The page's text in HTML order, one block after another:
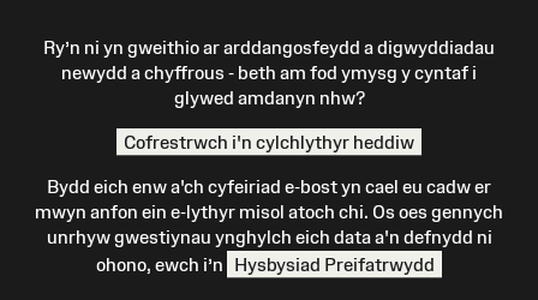
Ry’n ni yn gweithio ar arddangosfeydd a digwyddiadau
newydd a chyffrous - beth am fod ymysg y cyntaf i
glywed amdanyn nhw?
Cofrestrwch i'n cylchlythyr heddiw
Bydd eich enw a'ch cyfeiriad e-bost yn cael eu cadw er
mwyn anfon ein e-lythyr misol atoch chi. Os oes gennych
unrhyw gwestiynau ynghylch eich data a'n defnydd ni
ohono, ewch i’n
Hysbysiad Preifatrwydd